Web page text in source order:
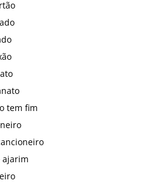
tem fim
ajarim